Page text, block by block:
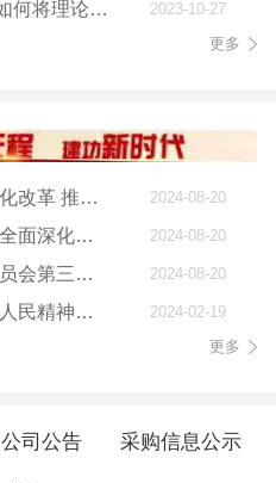
媒体聚焦 | 开展主题教育，如何将理论学习贯穿始终
2023-10-27
更多
中共中央关于进一步全面深化改革 推进中国式现代化的决定 2024-08-20
关于《中共中央关于进一步全面深化改革、 推进中国式现代化的决定》的说明 2024-08-20
中国共产党第二十届中央委员会第三次全体会议公报 2024-08-20
推进中国式现代化必须增强人民精神力量
2024-02-19
更多
公司公告 采购信息公示